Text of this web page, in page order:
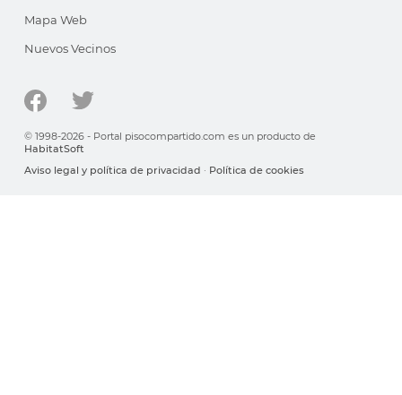
Mapa Web
Nuevos Vecinos
© 1998-2026 - Portal pisocompartido.com es un producto de
HabitatSoft
Aviso legal y política de privacidad · Política de cookies